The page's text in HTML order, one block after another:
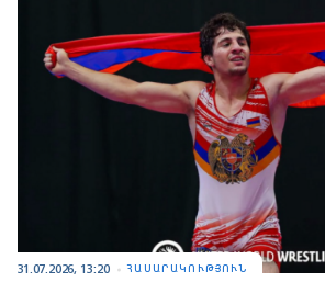
31.07.2026, 13:20 ՀԱՍԱՐԱԿՈՒԹՅՈՒՆ